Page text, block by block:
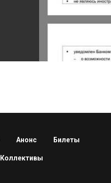
Анонс Билеты
Коллективы